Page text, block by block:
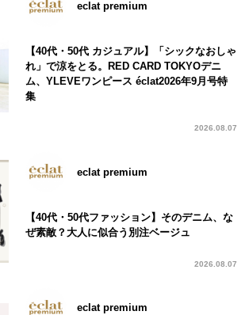
eclat premium
【40代・50代 カジュアル】「シックなおしゃ
れ」で涼をとる。RED CARD TOKYOデニ
ム、YLEVEワンピース éclat2026年9月号特
集
2026.08.07
eclat premium
【40代・50代ファッション】そのデニム、な
ぜ素敵？大人に似合う別注ベージュ
2026.08.07
eclat premium